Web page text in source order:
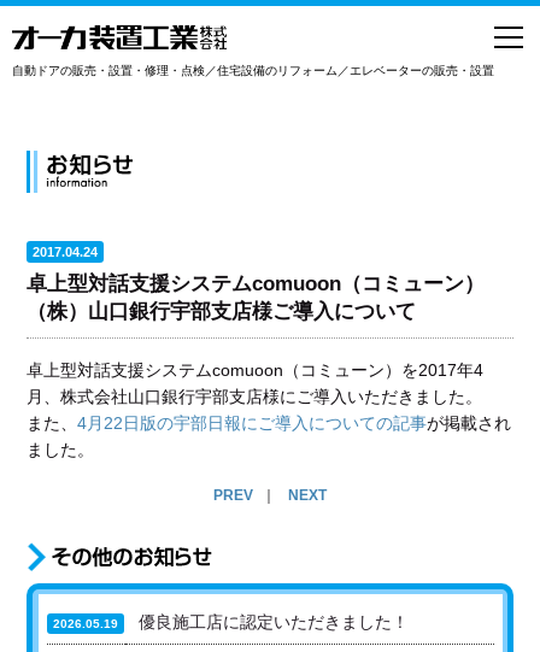
自動ドアの販売・設置・修理・点検／住宅設備のリフォーム／エレベーターの販売・設置
2017.04.24
卓上型対話支援システムcomuoon（コミューン）
（株）山口銀行宇部支店様ご導入について
卓上型対話支援システムcomuoon（コミューン）を2017年4
月、株式会社山口銀行宇部支店様にご導入いただきました。
また、4月22日版の宇部日報にご導入についての記事が掲載され
ました。
PREV NEXT
2026.05.19 優良施工店に認定いただきました！